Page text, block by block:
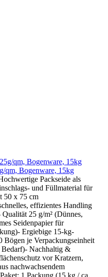
qm, Bogenware, 15kg
Packseide als
und Füllmaterial für
50 x 75 cm
effizientes Handling
25 g/m² (Dünnes,
Seidenpapier für
Ergiebige 15-kg-
Bögen je Verpackungseinheit
Nachhaltig &
vor Kratzern,
nachwachsendem
1 Packung (15 kg / ca.